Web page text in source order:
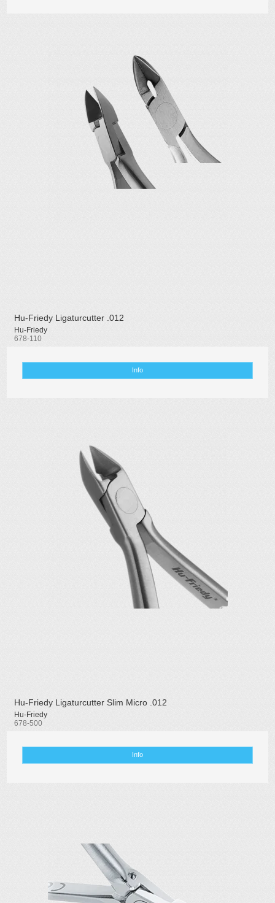
Hu-Friedy Ligaturcutter .012
Hu-Friedy
678-110
Info
Hu-Friedy Ligaturcutter Slim Micro .012
Hu-Friedy
678-500
Info